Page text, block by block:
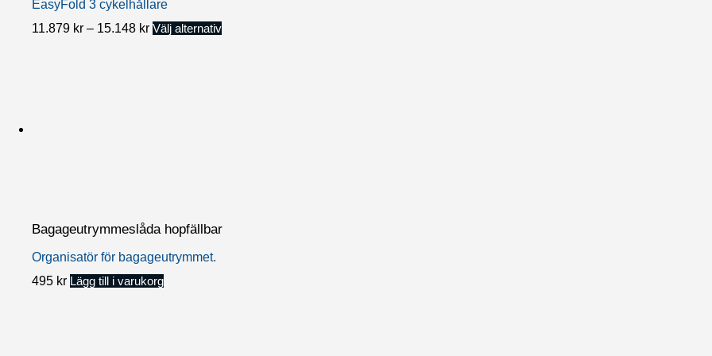
EasyFold 3 cykelhållare
11.879 kr – 15.148 krPrisintervall:
11.879 kr
Välj alternativDen
Bagageutrymmeslåda hopfällbar
Organisatör för bagageutrymmet.
495 kr Lägg till i varukorg